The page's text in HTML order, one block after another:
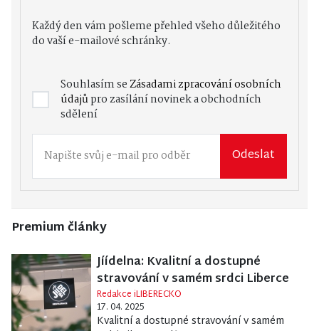
Každý den vám pošleme přehled všeho důležitého
do vaší e-mailové schránky.
Souhlasím seZásadami zpracování osobních
údajůpro zasílání novinek a obchodních
sdělení
Odeslat
Premium články
Jíídelna: Kvalitní a dostupné
stravování v samém srdci Liberce
Redakce iLIBERECKO
17. 04. 2025
Kvalitní a dostupné stravování v samém